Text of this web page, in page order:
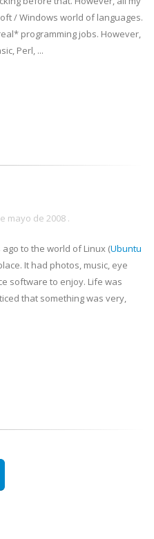
/ Windows world of languages.
programming jobs. However,
Perl, ...
mayo de 2008 .
to the world of Linux (Ubuntu
It had photos, music, eye
software to enjoy. Life was
that something was very,